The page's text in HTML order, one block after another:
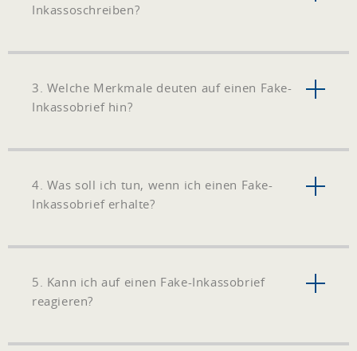
Inkassoschreiben?
3. Welche Merkmale deuten auf einen Fake-
Inkassobrief hin?
4. Was soll ich tun, wenn ich einen Fake-
Inkassobrief erhalte?
5. Kann ich auf einen Fake-Inkassobrief
reagieren?